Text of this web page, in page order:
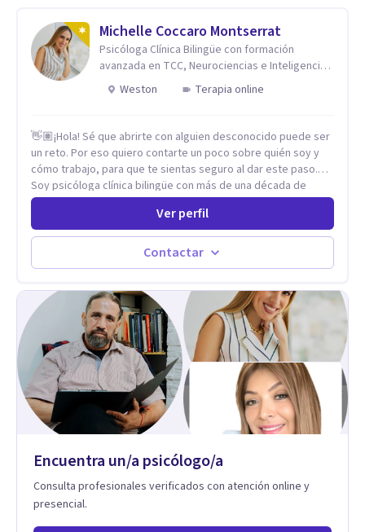
Michelle Coccaro Montserrat
Psicóloga Clínica Bilingüe con formación
avanzada en TCC, Neurociencias e Inteligencia
Emocional.
Weston Terapia online
👋🏽¡Hola! Sé que abrirte con alguien desconocido puede ser
un reto. Por eso quiero contarte un poco sobre quién soy y
cómo trabajo, para que te sientas seguro al dar este paso.
Soy psicóloga clínica bilingüe con más de una década de
experiencia. He dictado conferencias, escrito artículos y
ejercido como profesora universitaria. Un dato curioso: he
vivido en varios países y conozco de primera mano lo que
significa ser migrante, adaptarse a los cambios y empezar de
nuevo.
Ver perfil
Contactar
Encuentra un/a psicólogo/a
Consulta profesionales verificados con atención online y
presencial.